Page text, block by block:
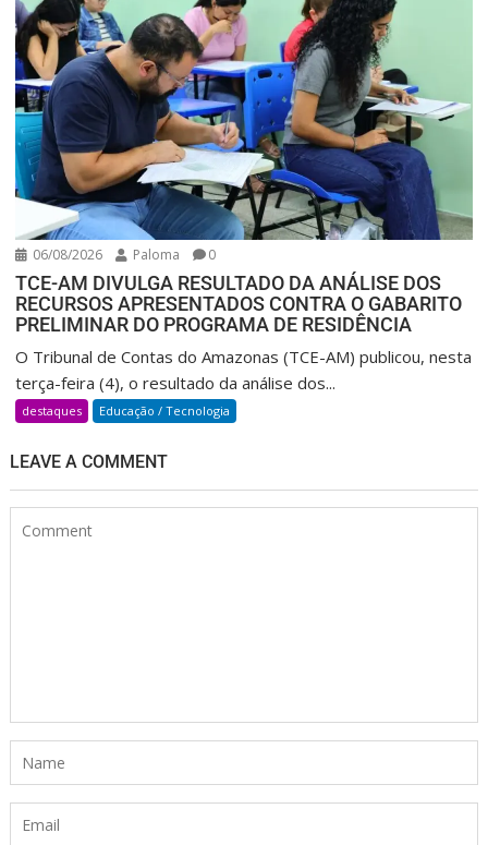
06/08/2026 Paloma 0
TCE-AM DIVULGA RESULTADO DA ANÁLISE DOS
RECURSOS APRESENTADOS CONTRA O GABARITO
PRELIMINAR DO PROGRAMA DE RESIDÊNCIA
O Tribunal de Contas do Amazonas (TCE-AM) publicou, nesta
terça-feira (4), o resultado da análise dos...
destaques Educação / Tecnologia
LEAVE A COMMENT